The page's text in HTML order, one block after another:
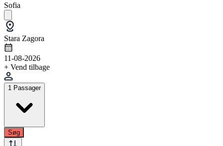
Sofia
Stara Zagora
11-08-2026
+ Vend tilbage
1 Passager
Søg